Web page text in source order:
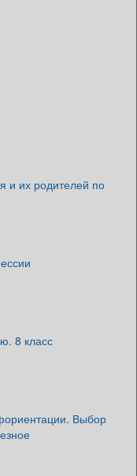
и их родителей по
8 класс
Выбор